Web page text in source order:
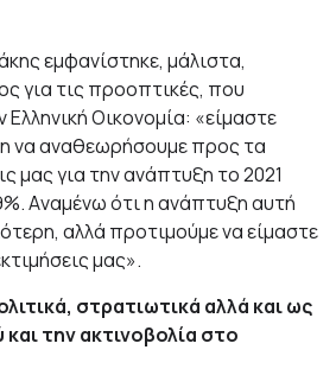
εμφανίστηκε, μάλιστα,
για τις προοπτικές, που
Ελληνική Οικονομία: «είμαστε
να αναθεωρήσουμε προς τα
μας για την ανάπτυξη το 2021
Aναμένω ότι η ανάπτυξη αυτή
αλλά προτιμούμε να είμαστε
μας».
στρατιωτικά αλλά και ως
την ακτινοβολία στο